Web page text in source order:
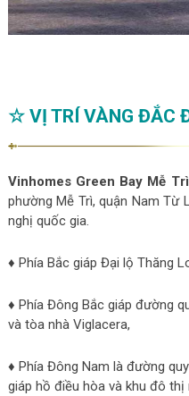
☆ VỊ TRÍ VÀNG ĐẮC
Vinhomes Green Bay Mễ Trì
phường Mễ Trì, quận Nam Từ
nghị quốc gia.
♦ Phía Bắc giáp Đại lộ Thăng
♦ Phía Đông Bắc giáp đường
và tòa nhà Viglacera,
♦ Phía Đông Nam là đường
giáp hồ điều hòa và khu đô thị